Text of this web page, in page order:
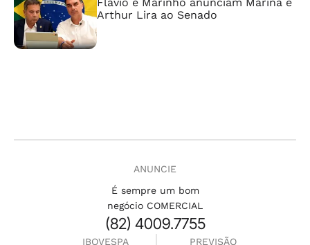
Arthur Lira ao Senado
ANUNCIE
É sempre um bom
negócio COMERCIAL
(82) 4009.7755
IBOVESPA
PREVISÃO